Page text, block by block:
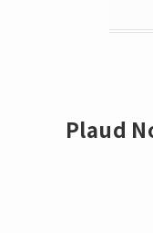
Plaud